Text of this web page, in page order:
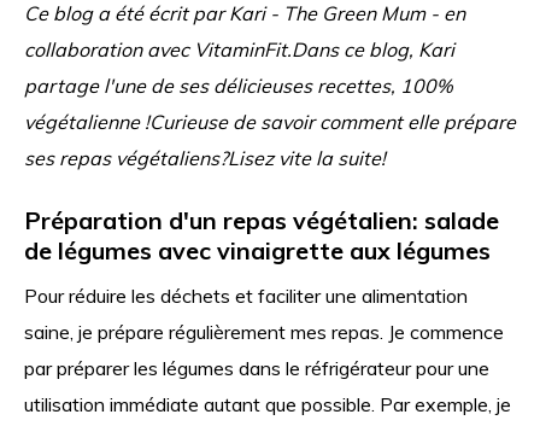
Ce blog a été écrit par Kari - The Green Mum - en
collaboration avec VitaminFit.Dans ce blog, Kari
partage l'une de ses délicieuses recettes, 100%
végétalienne !Curieuse de savoir comment elle prépare
ses repas végétaliens?Lisez vite la suite!
Préparation d'un repas végétalien: salade
de légumes avec vinaigrette aux légumes
Pour réduire les déchets et faciliter une alimentation
saine, je prépare régulièrement mes repas. Je commence
par préparer les légumes dans le réfrigérateur pour une
utilisation immédiate autant que possible. Par exemple, je